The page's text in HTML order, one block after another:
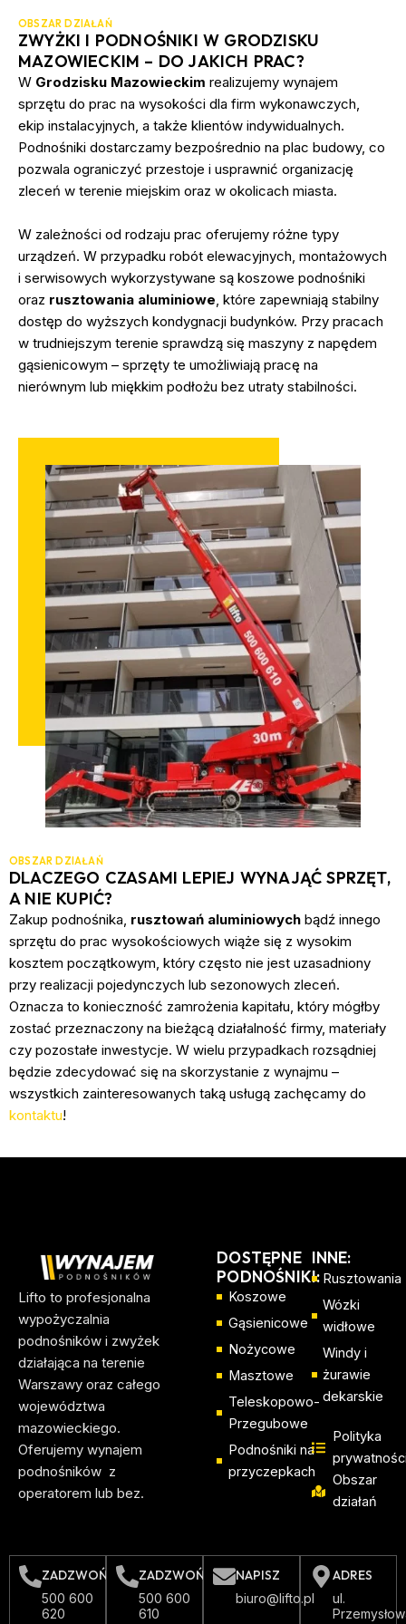
OBSZAR DZIAŁAŃ
ZWYŻKI I PODNOŚNIKI W GRODZISKU
MAZOWIECKIM – DO JAKICH PRAC?
W Grodzisku Mazowieckim realizujemy wynajem
sprzętu do prac na wysokości dla firm wykonawczych,
ekip instalacyjnych, a także klientów indywidualnych.
Podnośniki dostarczamy bezpośrednio na plac budowy, co
pozwala ograniczyć przestoje i usprawnić organizację
zleceń w terenie miejskim oraz w okolicach miasta.
W zależności od rodzaju prac oferujemy różne typy
urządzeń. W przypadku robót elewacyjnych, montażowych
i serwisowych wykorzystywane są koszowe podnośniki
oraz rusztowania aluminiowe, które zapewniają stabilny
dostęp do wyższych kondygnacji budynków. Przy pracach
w trudniejszym terenie sprawdzą się maszyny z napędem
gąsienicowym – sprzęty te umożliwiają pracę na
nierównym lub miękkim podłożu bez utraty stabilności.
OBSZAR DZIAŁAŃ
DLACZEGO CZASAMI LEPIEJ WYNAJĄĆ SPRZĘT,
A NIE KUPIĆ?
Zakup podnośnika, rusztowań aluminiowych bądź innego
sprzętu do prac wysokościowych wiąże się z wysokim
kosztem początkowym, który często nie jest uzasadniony
przy realizacji pojedynczych lub sezonowych zleceń.
Oznacza to konieczność zamrożenia kapitału, który mógłby
zostać przeznaczony na bieżącą działalność firmy, materiały
czy pozostałe inwestycje. W wielu przypadkach rozsądniej
będzie zdecydować się na skorzystanie z wynajmu –
wszystkich zainteresowanych taką usługą zachęcamy do
kontaktu!
Lifto to profesjonalna
wypożyczalnia
podnośników i zwyżek
działająca na terenie
Warszawy oraz całego
województwa
mazowieckiego.
Oferujemy wynajem
podnośników z
operatorem lub bez.
DOSTĘPNE
PODNOŚNIKI:
Koszowe
Gąsienicowe
Nożycowe
Masztowe
Teleskopowo-
Przegubowe
Podnośniki na
przyczepkach
INNE:
Rusztowania
Wózki
widłowe
Windy i
żurawie
dekarskie
Polityka
Obszar
działań
ZADZWOŃ
500 600
620
ZADZWOŃ
500 600
610
NAPISZ
biuro@lifto.pl
ADRES
ul.